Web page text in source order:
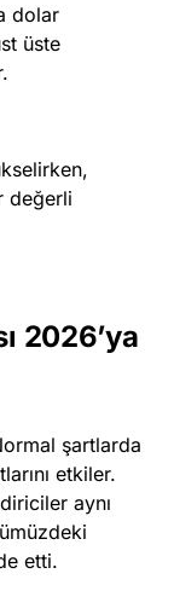
dolar
üste
değerli
2026’ya
şartlarda
etkiler.
aynı
etti.